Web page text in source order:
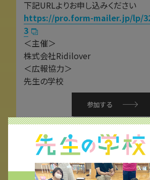
下記URLよりお申し込みください
https://pro.form-mailer.jp/lp/
3
＜主催＞
株式会社Ridilover
＜広報協力＞
先生の学校
参加する
こちらもオス